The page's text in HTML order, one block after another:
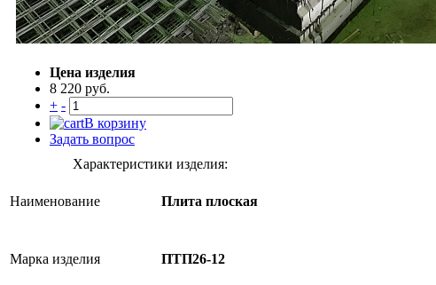
Цена изделия
8 220 руб.
+ -
В корзину
Задать вопрос
Характеристики изделия:
Наименование Плита плоская
Марка изделия ПТП26-12